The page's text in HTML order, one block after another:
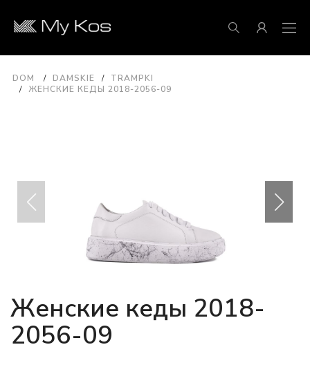
DOM DAMSKIE
TRAMPKI
ЖЕНСКИЕ КЕДЫ 2018-2056-09
Женские кеды 2018-
2056-09